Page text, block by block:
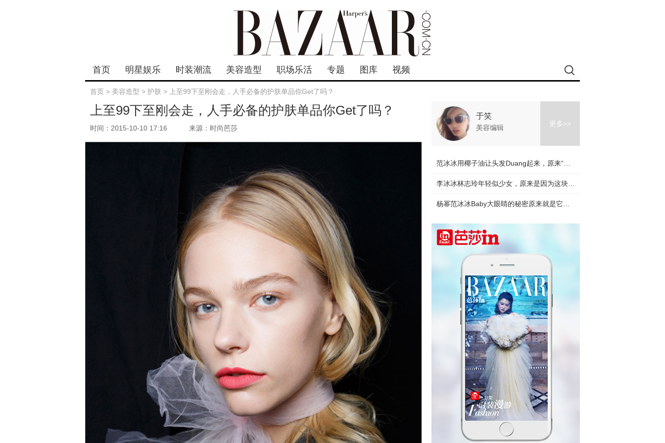
首页 明星娱乐 时装潮流 美容造型 职场乐活 专题 图库 视频
首页 > 美容造型 > 护肤 > 上至99下至刚会走，人手必备的护肤单品你Get了吗？
上至99下至刚会走，人手必备的护肤单品你Get了吗？
时间：2015-10-10 17:16 来源：时尚芭莎
于笑
美容编辑 更多>>